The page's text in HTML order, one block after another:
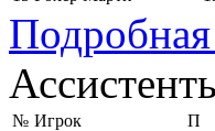
№ Игрок
П